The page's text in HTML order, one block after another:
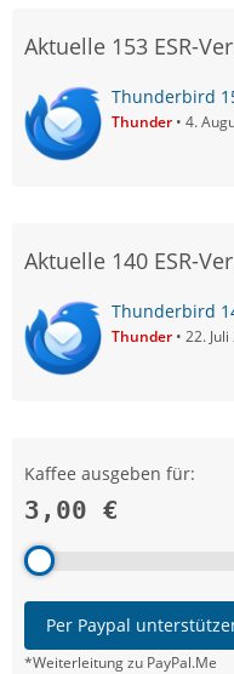
Aktuelle 153 ESR-
Thunderbird
Thunder 4.
Aktuelle 140 ESR-
Thunderbird
Thunder 22.
Kaffee ausgeben für:
3,00 €
Per Paypal
*Weiterleitung zu PayPal.Me